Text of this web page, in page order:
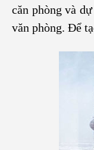
căn phòng và
văn phòng. Để